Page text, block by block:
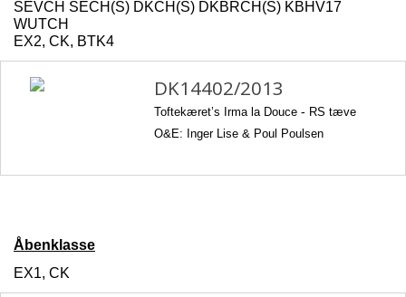
SEVCH SECH(S) DKCH(S) DKBRCH(S) KBHV17
WUTCH
EX2, CK, BTK4
DK14402/2013
Toftekæret’s Irma la Douce - RS tæve
O&E: Inger Lise & Poul Poulsen
Åbenklasse
EX1, CK